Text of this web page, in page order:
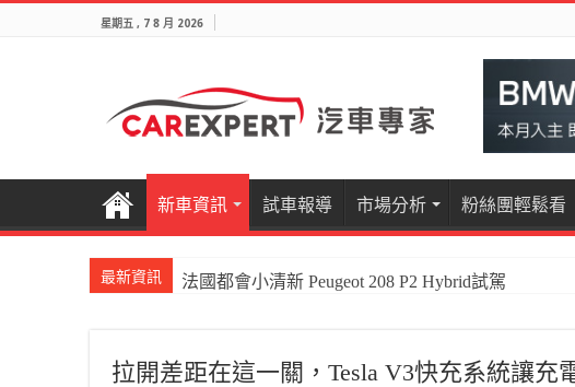
星期五 , 7 8 月 2026
新車資訊 試車報導 市場分析 粉絲團輕鬆看
最新資訊 法國都會小清新 Peugeot 208 P2 Hybrid試駕
國產電油休旅新王者Honda CR-V e:HEV Prestige試駕
拉開差距在這一關，Tesla V3快充系統讓充